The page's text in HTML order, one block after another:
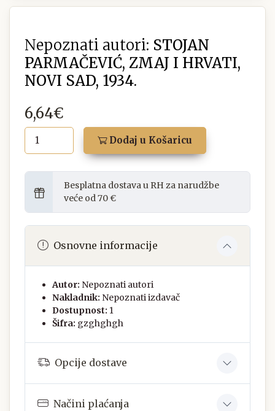
Nepoznati autori: STOJAN
PARMAČEVIĆ, ZMAJ I HRVATI,
NOVI SAD, 1934.
6,64€
Dodaj u Košaricu
Besplatna dostava u RH za narudžbe
veće od 70 €
Osnovne informacije
Autor: Nepoznati autori
Nakladnik: Nepoznati izdavač
Dostupnost: 1
Šifra: gzghghgh
Opcije dostave
Načini plaćanja